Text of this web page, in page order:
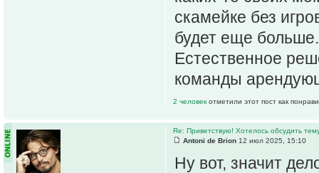
скамейке без
будет еще больше.
Естественное
команды
2 человек отметили этот пост как
Re: Приветствую! Хотелось обсудить
Antoni de Brion 12 июл 2025, 15:10
Ну вот, значит